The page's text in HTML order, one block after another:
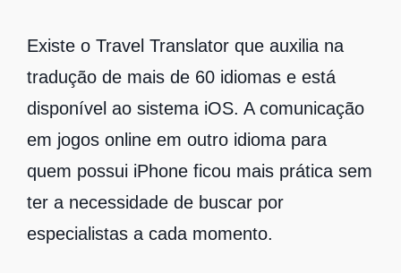
Existe o Travel Translator que auxilia na
tradução de mais de 60 idiomas e está
disponível ao sistema iOS. A comunicação
em jogos online em outro idioma para
quem possui iPhone ficou mais prática sem
ter a necessidade de buscar por
especialistas a cada momento.